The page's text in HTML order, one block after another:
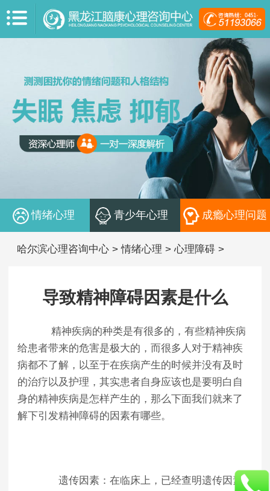
情绪心理 青少年心理 成瘾心理问题
哈尔滨心理咨询中心 >情绪心理 > 心理障碍 >
导致精神障碍因素是什么
精神疾病的种类是有很多的，有些精神疾病
给患者带来的危害是极大的，而很多人对于精神疾
病都不了解，以至于在疾病产生的时候并没有及时
的治疗以及护理，其实患者自身应该也是要明白自
身的精神疾病是怎样产生的，那么下面我们就来了
解下引发精神障碍的因素有哪些。
遗传因素：在临床上，已经查明遗传因素